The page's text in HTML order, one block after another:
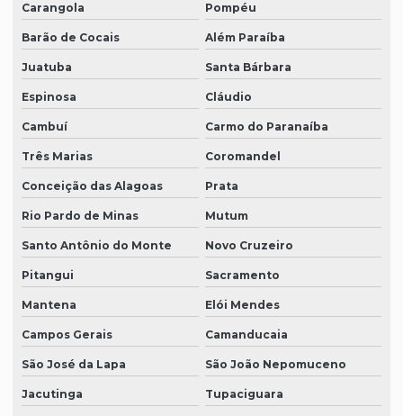
Carangola Pompéu
Barão de Cocais Além Paraíba
Juatuba Santa Bárbara
Espinosa Cláudio
Cambuí Carmo do Paranaíba
Três Marias Coromandel
Conceição das Alagoas Prata
Rio Pardo de Minas Mutum
Santo Antônio do Monte Novo Cruzeiro
Pitangui Sacramento
Mantena Elói Mendes
Campos Gerais Camanducaia
São José da Lapa São João Nepomuceno
Jacutinga Tupaciguara